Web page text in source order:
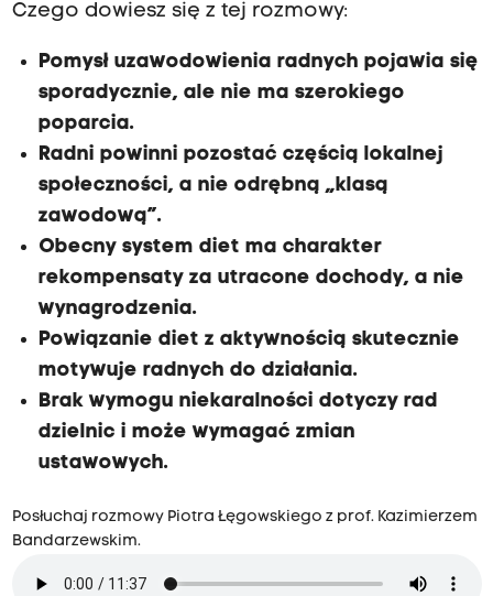
Czego dowiesz się z tej rozmowy:
Pomysł uzawodowienia radnych pojawia się
sporadycznie, ale nie ma szerokiego
poparcia.
Radni powinni pozostać częścią lokalnej
społeczności, a nie odrębną „klasą
zawodową”.
Obecny system diet ma charakter
rekompensaty za utracone dochody, a nie
wynagrodzenia.
Powiązanie diet z aktywnością skutecznie
motywuje radnych do działania.
Brak wymogu niekaralności dotyczy rad
dzielnic i może wymagać zmian
ustawowych.
Posłuchaj rozmowy Piotra Łęgowskiego z prof. Kazimierzem
Bandarzewskim.